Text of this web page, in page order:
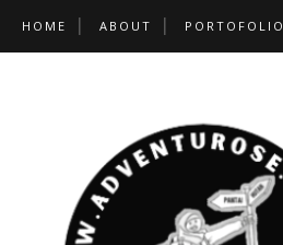
HOME ABOUT PORTOFOLIO